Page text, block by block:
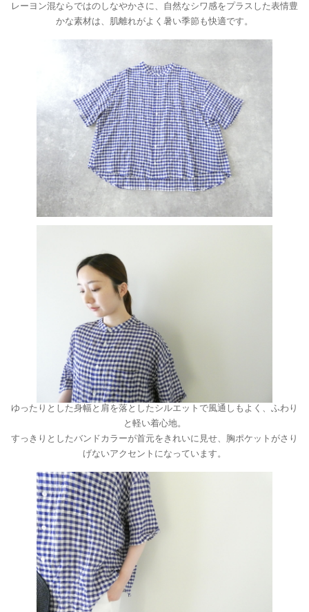
レーヨン混ならではのしなやかさに、自然なシワ感をプラスした表情豊
かな素材は、肌離れがよく暑い季節も快適です。
ゆったりとした身幅と肩を落としたシルエットで風通しもよく、ふわり
と軽い着心地。
すっきりとしたバンドカラーが首元をきれいに見せ、胸ポケットがさり
げないアクセントになっています。